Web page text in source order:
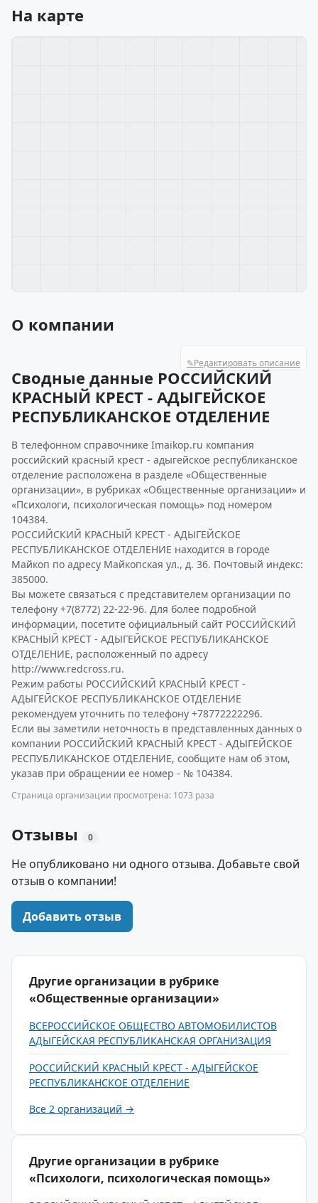
На карте
О компании
✎Редактировать описание
Сводные данные РОССИЙСКИЙ
КРАСНЫЙ КРЕСТ - АДЫГЕЙСКОЕ
РЕСПУБЛИКАНСКОЕ ОТДЕЛЕНИЕ
В телефонном справочнике Imaikop.ru компания
российский красный крест - адыгейское республиканское
отделение расположена в разделе «Общественные
организации», в рубриках «Общественные организации» и
«Психологи, психологическая помощь» под номером
104384.
РОССИЙСКИЙ КРАСНЫЙ КРЕСТ - АДЫГЕЙСКОЕ
РЕСПУБЛИКАНСКОЕ ОТДЕЛЕНИЕ находится в городе
Майкоп по адресу Майкопская ул., д. 36. Почтовый индекс:
385000.
Вы можете связаться с представителем организации по
телефону +7(8772) 22-22-96. Для более подробной
информации, посетите официальный сайт РОССИЙСКИЙ
КРАСНЫЙ КРЕСТ - АДЫГЕЙСКОЕ РЕСПУБЛИКАНСКОЕ
ОТДЕЛЕНИЕ, расположенный по адресу
http://www.redcross.ru.
Режим работы РОССИЙСКИЙ КРАСНЫЙ КРЕСТ -
АДЫГЕЙСКОЕ РЕСПУБЛИКАНСКОЕ ОТДЕЛЕНИЕ
рекомендуем уточнить по телефону +78772222296.
Если вы заметили неточность в представленных данных о
компании РОССИЙСКИЙ КРАСНЫЙ КРЕСТ - АДЫГЕЙСКОЕ
РЕСПУБЛИКАНСКОЕ ОТДЕЛЕНИЕ, сообщите нам об этом,
указав при обращении ее номер - № 104384.
Страница организации просмотрена: 1073 раза
Отзывы 0
Не опубликовано ни одного отзыва. Добавьте свой
отзыв о компании!
Добавить отзыв
Другие организации в рубрике
«Общественные организации»
ВСЕРОССИЙСКОЕ ОБЩЕСТВО АВТОМОБИЛИСТОВ
АДЫГЕЙСКАЯ РЕСПУБЛИКАНСКАЯ ОРГАНИЗАЦИЯ
РОССИЙСКИЙ КРАСНЫЙ КРЕСТ - АДЫГЕЙСКОЕ
РЕСПУБЛИКАНСКОЕ ОТДЕЛЕНИЕ
Все 2 организаций →
Другие организации в рубрике
«Психологи, психологическая помощь»